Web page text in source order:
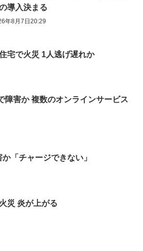
導入決まる
年8月7日20:29
宅で火災 1人逃げ遅れか
障害か 複数のオンラインサービス
「チャージできない」
災 炎が上がる